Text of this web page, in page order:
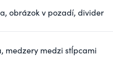
obrázok v pozadí, divider
medzery medzi stĺpcami